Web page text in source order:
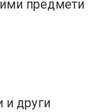
предмети
и други